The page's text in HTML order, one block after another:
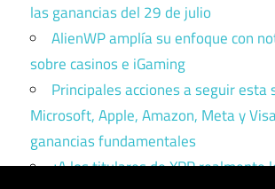
las ganancias del 29 de julio
AlienWP amplía su enfoque con
sobre casinos e iGaming
Principales acciones a seguir esta
Microsoft, Apple, Amazon, Meta y
ganancias fundamentales
¿A los titulares de XRP realmente